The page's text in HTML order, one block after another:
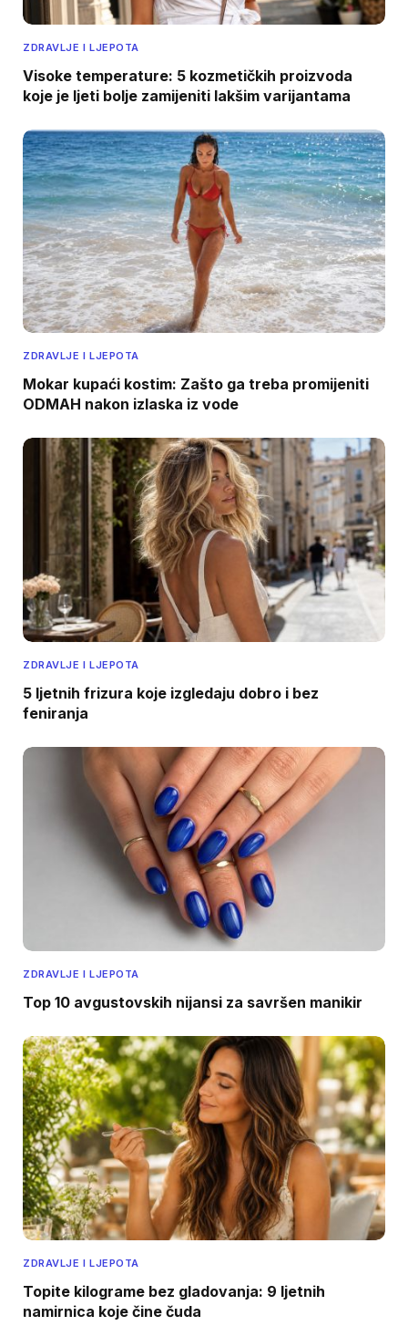
ZDRAVLJE I LJEPOTA
Visoke temperature: 5 kozmetičkih proizvoda
koje je ljeti bolje zamijeniti lakšim varijantama
ZDRAVLJE I LJEPOTA
Mokar kupaći kostim: Zašto ga treba promijeniti
ODMAH nakon izlaska iz vode
ZDRAVLJE I LJEPOTA
5 ljetnih frizura koje izgledaju dobro i bez
feniranja
ZDRAVLJE I LJEPOTA
Top 10 avgustovskih nijansi za savršen manikir
ZDRAVLJE I LJEPOTA
Topite kilograme bez gladovanja: 9 ljetnih
namirnica koje čine čuda